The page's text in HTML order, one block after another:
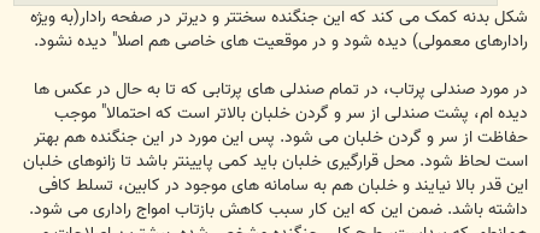
شکل بدنه کمک می کند که این جنگنده سختتر و دیرتر در صفحه رادار(به ویژه
رادارهای معمولی) دیده شود و در موقعیت های خاصی هم اصلا" دیده نشود.
در مورد صندلی پرتاب، در تمام صندلی های پرتابی که تا به حال در عکس ها
دیده ام، پشت صندلی از سر و گردن خلبان بالاتر است که احتمالا" موجب
حفاظت از سر و گردن خلبان می شود. پس این مورد در این جنگنده هم بهتر
است لحاظ شود. محل قرارگیری خلبان باید کمی پایینتر باشد تا زانوهای خلبان
این قدر بالا نیایند و خلبان هم به سامانه های موجود در کابین، تسلط کافی
داشته باشد. ضمن این که این کار سبب کاهش بازتاب امواج راداری می شود.